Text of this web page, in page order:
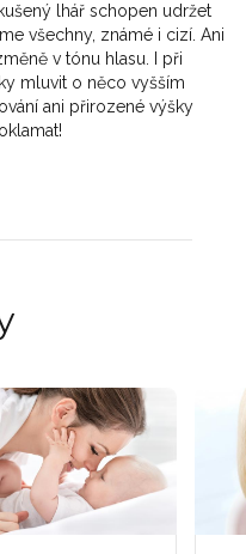
lhář schopen udržet
všechny, známé i cizí. Ani
v tónu hlasu. I při
mluvit o něco vyšším
ani přirozené výšky